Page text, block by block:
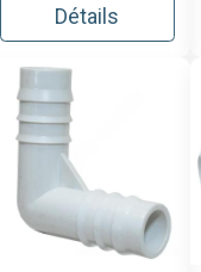
Détails